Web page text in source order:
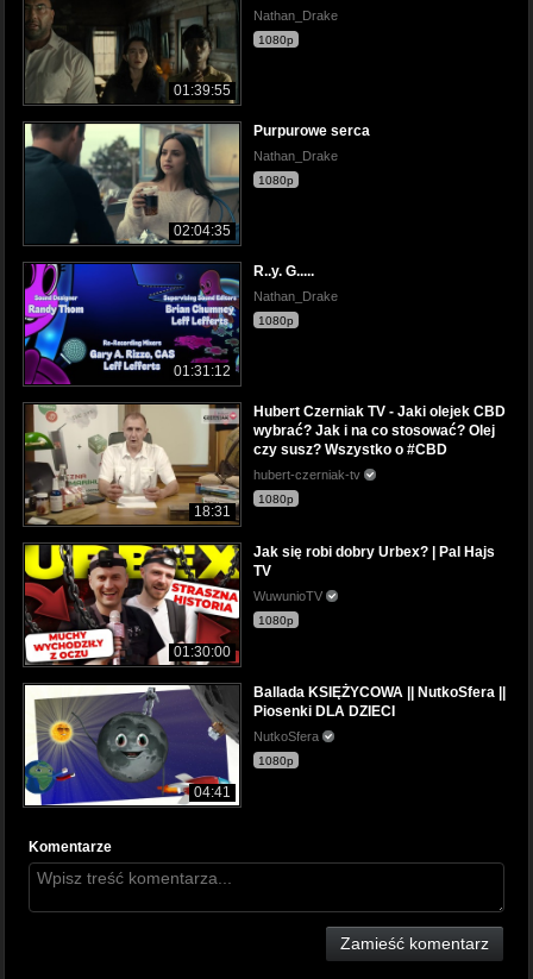
01:39:55
Nathan_Drake
1080p
02:04:35
Purpurowe serca
Nathan_Drake
1080p
01:31:12
R..y. G.....
Nathan_Drake
1080p
18:31
Hubert Czerniak TV - Jaki olejek CBD
wybrać? Jak i na co stosować? Olej
czy susz? Wszystko o #CBD
hubert-czerniak-tv
1080p
01:30:00
Jak się robi dobry Urbex? | Pal Hajs
TV
WuwunioTV
1080p
04:41
Ballada KSIĘŻYCOWA || NutkoSfera ||
Piosenki DLA DZIECI
NutkoSfera
1080p
Komentarze
Zamieść komentarz